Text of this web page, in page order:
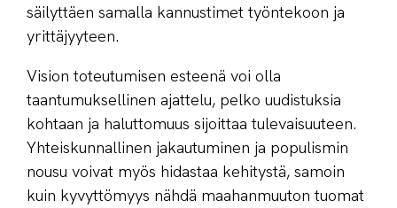
säilyttäen samalla kannustimet työntekoon ja
yrittäjyyteen.
Vision toteutumisen esteenä voi olla
taantumuksellinen ajattelu, pelko uudistuksia
kohtaan ja haluttomuus sijoittaa tulevaisuuteen.
Yhteiskunnallinen jakautuminen ja populismin
nousu voivat myös hidastaa kehitystä, samoin
kuin kyvyttömyys nähdä maahanmuuton tuomat